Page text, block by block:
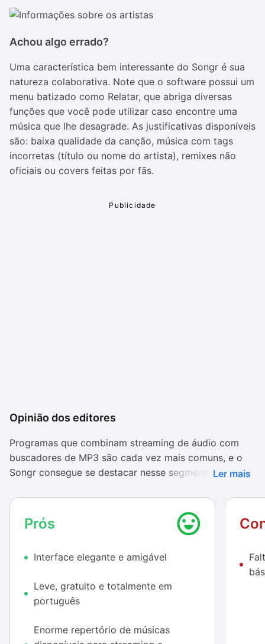
Achou algo errado?
Uma característica bem interessante do Songr é sua
natureza colaborativa. Note que o software possui um
menu batizado como Relatar, que abriga diversas
funções que você pode utilizar caso encontre uma
música que lhe desagrade. As justificativas disponíveis
são: baixa qualidade da canção, música com tags
incorretas (título ou nome do artista), remixes não
oficiais ou covers feitas por fãs.
Opinião dos editores
Programas que combinam streaming de áudio com
buscadores de MP3 são cada vez mais comuns, e o
Songr consegue se destacar nesse segmento com
bastante elegante, o utilitário agrada por ser fácil de
usar e por contar com uma vasta biblioteca de
músicas em seu repertório de buscas – é quase
aplicativo.
A existência do menu Relatar se mostra um pouco
desnecessária, visto que quase todos os arquivos
quanto para realizar streaming). Um dos recursos
Ler mais
Prós
Interface elegante e amigável
Leve, gratuito e totalmente em
português
Enorme repertório de músicas